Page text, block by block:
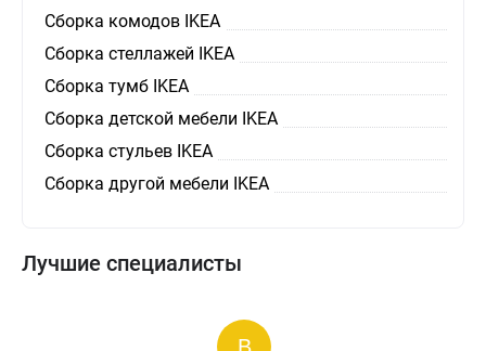
Сборка комодов IKEA
Сборка стеллажей IKEA
Сборка тумб IKEA
Сборка детской мебели IKEA
Сборка стульев IKEA
Сборка другой мебели IKEA
Лучшие специалисты